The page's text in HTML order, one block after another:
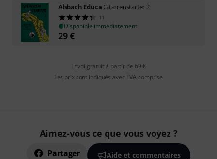
Alsbach Educa Gitarrenstarter 2
11
Disponible immédiatement
29€
Envoi gratuit à partir de 69 €
Les prix sont indiqués avec TVA comprise
Aimez-vous ce que vous voyez ?
Partager Aide et commentaires